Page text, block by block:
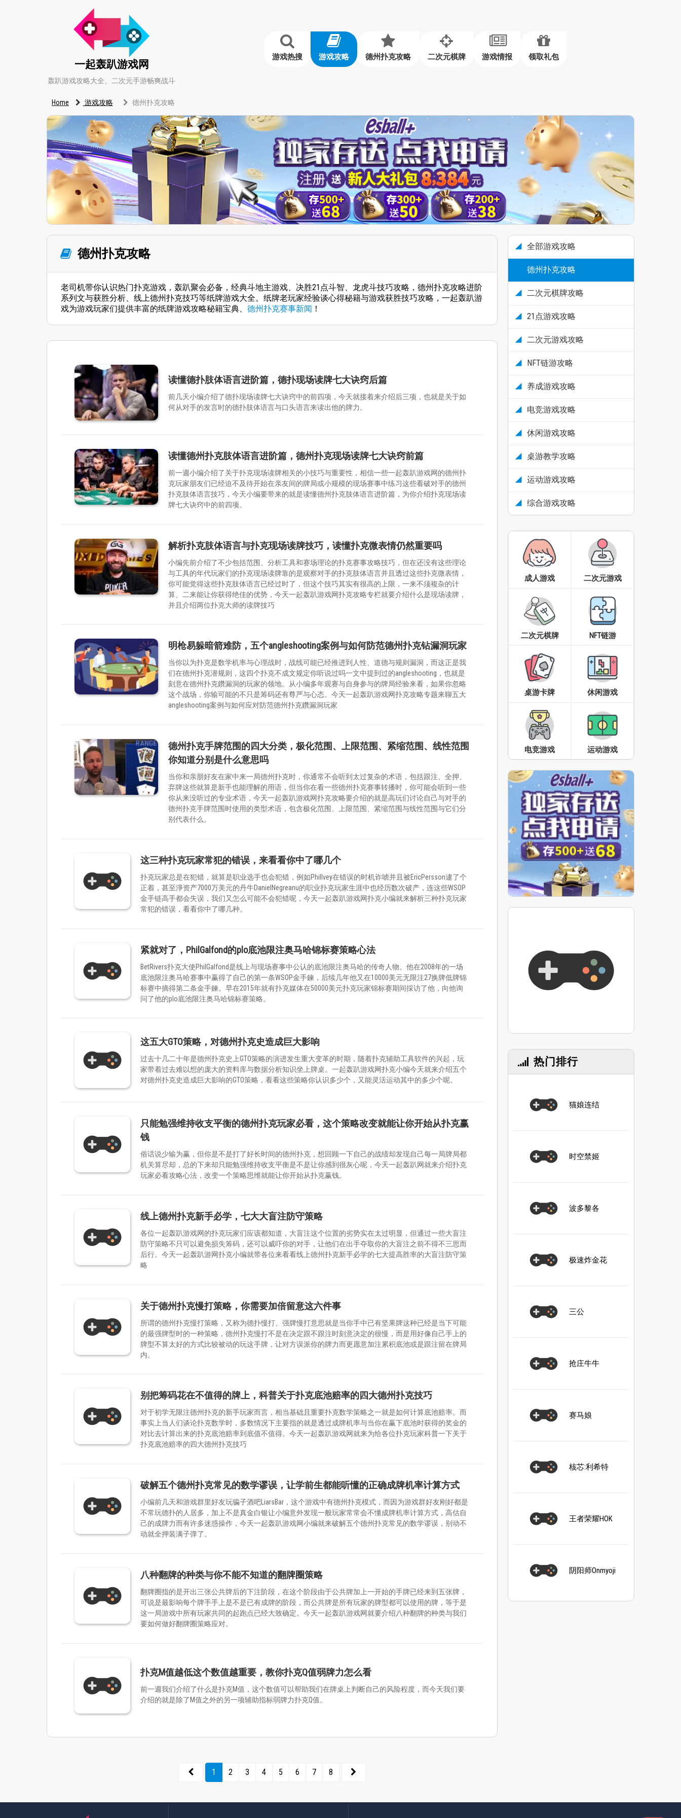
一起轰趴游戏网
轰趴游戏攻略大全、二次元手游畅爽战斗
游戏热搜 游戏攻略 德州扑克攻略 二次元棋牌 游戏情报 领取礼包
Home 游戏攻略 德州扑克攻略
德州扑克攻略
老司机带你认识热门扑克游戏，轰趴聚会必备，经典斗地主游戏、决胜21点斗智、龙虎斗技巧攻略，德州扑克攻略进阶
系列文与获胜分析、线上德州扑克技巧等纸牌游戏大全。纸牌老玩家经验谈心得秘籍与游戏获胜技巧攻略，一起轰趴游
戏为游戏玩家们提供丰富的纸牌游戏攻略秘籍宝典、 德州扑克赛事新闻 ！
读懂德扑肢体语言进阶篇，德扑现场读牌七大诀窍后篇
前几天小编介绍了德扑现场读牌七大诀窍中的前四项，今天就接着来介绍后三项，也就是关于如
何从对手的发言时的德扑肢体语言与口头语言来读出他的牌力。
读懂德州扑克肢体语言进阶篇，德州扑克现场读牌七大诀窍前篇
前一週小编介绍了关于扑克现场读牌相关的小技巧与重要性，相信一些一起轰趴游戏网的德州扑
克玩家朋友们已经迫不及待开始在亲友间的牌局或小规模的现场赛事中练习这些看破对手的德州
扑克肢体语言技巧，今天小编要带来的就是读懂德州扑克肢体语言进阶篇，为你介绍扑克现场读
牌七大诀窍中的前四项。
解析扑克肢体语言与扑克现场读牌技巧，读懂扑克微表情仍然重要吗
小编先前介绍了不少包括范围、分析工具和赛场理论的扑克赛事攻略技巧，但在还没有这些理论
与工具的年代玩家们的扑克现场读牌靠的是观察对手的扑克肢体语言并且透过这些扑克微表情，
你可能觉得这些扑克肢体语言已经过时了，但这个技巧其实有很高的上限，一来不须複杂的计
算、二来能让你获得绝佳的优势，今天一起轰趴游戏网扑克攻略专栏就要介绍什么是现场读牌，
并且介绍两位扑克大师的读牌技巧
明枪易躲暗箭难防，五个angleshooting案例与如何防范德州扑克钻漏洞玩家
当你以为扑克是数学机率与心理战时，战线可能已经推进到人性、道德与规则漏洞，而这正是我
们在德州扑克潜规则，这四个扑克不成文规定你听说过吗一文中提到过的angleshooting，也就是
刻意在德州扑克鑽漏洞的玩家的领地。从小编多年观赛与自身参与的牌局经验来看，如果你忽略
这个战场，你输可能的不只是筹码还有尊严与心态。今天一起轰趴游戏网扑克攻略专题来聊五大
angleshooting案例与如何应对防范德州扑克鑽漏洞玩家
德州扑克手牌范围的四大分类，极化范围、上限范围、紧缩范围、线性范围
你知道分别是什么意思吗
当你和亲朋好友在家中来一局德州扑克时，你通常不会听到太过复杂的术语，包括跟注、全押、
弃牌这些就算是新手也能理解的用语，但当你在看一些德州扑克赛事转播时，你可能会听到一些
你从来没听过的专业术语，今天一起轰趴游戏网扑克攻略要介绍的就是高玩们讨论自己与对手的
德州扑克手牌范围时使用的类型术语，包含极化范围、上限范围、紧缩范围与线性范围与它们分
别代表什么。
这三种扑克玩家常犯的错误，来看看你中了哪几个
扑克玩家总是在犯错，就算是职业选手也会犯错，例如PhilIvey在错误的时机诈唬并且被EricPersson逮了个
正着，甚至淨资产7000万美元的丹牛DanielNegreanu的职业扑克玩家生涯中也经历数次破产，连这些WSOP
金手链高手都会失误，我们又怎么可能不会犯错呢，今天一起轰趴游戏网扑克小编就来解析三种扑克玩家
常犯的错误，看看你中了哪几种。
紧就对了，PhilGalfond的plo底池限注奥马哈锦标赛策略心法
BetRivers扑克大使PhilGalfond是线上与现场赛事中公认的底池限注奥马哈的传奇人物。他在2008年的一场
底池限注奥马哈赛事中赢得了自己的第一条WSOP金手鍊，后续几年他又在10000美元无限注27换牌低牌锦
标赛中摘得第二条金手鍊。早在2015年就有扑克媒体在50000美元扑克玩家锦标赛期间採访了他，向他询
问了他的plo底池限注奥马哈锦标赛策略。
这五大GTO策略，对德州扑克史造成巨大影响
过去十几二十年是德州扑克史上GTO策略的演进发生重大变革的时期，随着扑克辅助工具软件的兴起，玩
家带着过去难以想的庞大的资料库与数据分析知识坐上牌桌。一起轰趴游戏网扑克小编今天就来介绍五个
对德州扑克史造成巨大影响的GTO策略，看看这些策略你认识多少个，又能灵活运动其中的多少个呢。
只能勉强维持收支平衡的德州扑克玩家必看，这个策略改变就能让你开始从扑克赢
钱
俗话说少输为赢，但你是不是打了好长时间的德州扑克，想回顾一下自己的战绩却发现自己每一局牌局都
机关算尽却，总的下来却只能勉强维持收支平衡是不是让你感到很灰心呢，今天一起轰趴网就来介绍扑克
玩家必看攻略心法，改变一个策略思维就能让你开始从扑克赢钱。
线上德州扑克新手必学，七大大盲注防守策略
各位一起轰趴游戏网的扑克玩家们应该都知道，大盲注这个位置的劣势实在太过明显，但通过一些大盲注
防守策略不只可以避免损失筹码，还可以威吓你的对手，让他们在出手夺取你的大盲注之前不得不三思而
后行。今天一起轰趴游网扑克小编就带各位来看看线上德州扑克新手必学的七大提高胜率的大盲注防守策
略
关于德州扑克慢打策略，你需要加倍留意这六件事
所谓的德州扑克慢打策略，又称为德扑慢打、强牌慢打意思就是当你手中已有坚果牌这种已经是当下可能
的最强牌型时的一种策略，德州扑克慢打不是在决定跟不跟注时刻意决定的很慢，而是用好像自己手上的
牌型不算太好的方式比较被动的玩这手牌，让对方误派你的牌力而更愿意加注累积底池或是跟注留在牌局
内。
别把筹码花在不值得的牌上，科普关于扑克底池赔率的四大德州扑克技巧
对于初学无限注德州扑克的新手玩家而言，相当基础且重要扑克数学策略之一就是如何计算底池赔率。而
事实上当人们谈论扑克数学时，多数情况下主要指的就是透过成牌机率与当你在赢下底池时获得的奖金的
对比去计算出来的扑克底池赔率到底值不值得。今天一起轰趴游戏网就来为给各位扑克玩家科普一下关于
扑克底池赔率的四大德州扑克技巧
破解五个德州扑克常见的数学谬误，让学前生都能听懂的正确成牌机率计算方式
小编前几天和游戏群里好友玩骗子酒吧LiarsBar，这个游戏中有德州扑克模式，而因为游戏群好友刚好都是
不常玩德扑的人居多，加上不是真金白银让小编意外发现一般玩家常常会不懂成牌机率计算方式，高估自
己的成牌力而有许多迷惑操作，今天一起轰趴游戏网小编就来破解五个德州扑克常见的数学谬误，别动不
动就全押装满子弹了。
八种翻牌的种类与你不能不知道的翻牌圈策略
翻牌圈指的是开出三张公共牌后的下注阶段，在这个阶段由于公共牌加上一开始的手牌已经来到五张牌，
可说是最影响每个牌手手上是不是已有成牌的阶段，而公共牌是所有玩家的牌型都可以使用的牌，等于是
这一局游戏中所有玩家共同的起跑点已经大致确定。今天一起轰趴游戏网就要介绍八种翻牌的种类与我们
要如何做好翻牌圈策略应对。
扑克M值越低这个数值越重要，教你扑克Q值弱牌力怎么看
前一週我们介绍了什么是扑克M值，这个数值可以帮助我们在牌桌上判断自己的风险程度，而今天我们要
介绍的就是除了M值之外的另一项辅助指标弱牌力扑克Q值。
1 2 3 4 5 6 7 8
全部游戏攻略
德州扑克攻略
二次元棋牌攻略
21点游戏攻略
二次元游戏攻略
NFT链游攻略
养成游戏攻略
电竞游戏攻略
休闲游戏攻略
桌游教学攻略
运动游戏攻略
综合游戏攻略
成人游戏 二次元游戏
二次元棋牌 NFT链游
桌游卡牌 休闲游戏
电竞游戏 运动游戏
热门排行
猫娘连结
时空禁姬
波多黎各
极速炸金花
三公
抢庄牛牛
赛马娘
核芯:利希特
王者荣耀HOK
阴阳师Onmyoji